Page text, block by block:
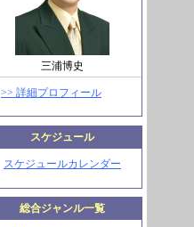
三浦博史
>> 詳細プロフィール
スケジュール
スケジュールカレンダー
総合ジャンル一覧